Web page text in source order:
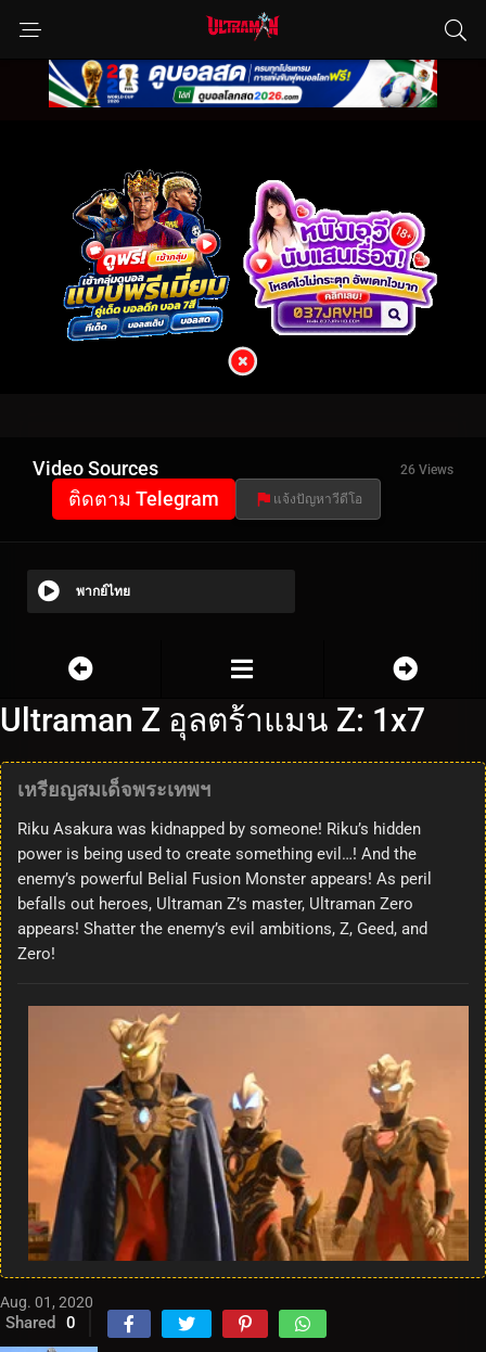
Video Sources 26 Views
ติดตาม Telegram แจ้งปัญหาวีดีโอ
พากย์ไทย
Ultraman Z อุลตร้าแมน Z: 1x7
เหรียญสมเด็จพระเทพฯ
Riku Asakura was kidnapped by someone! Riku’s hidden
power is being used to create something evil…! And the
enemy’s powerful Belial Fusion Monster appears! As peril
befalls out heroes, Ultraman Z’s master, Ultraman Zero
appears! Shatter the enemy’s evil ambitions, Z, Geed, and
Zero!
Aug. 01, 2020
Shared 0